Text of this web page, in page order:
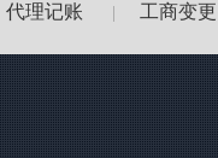
代理记账 工商变更